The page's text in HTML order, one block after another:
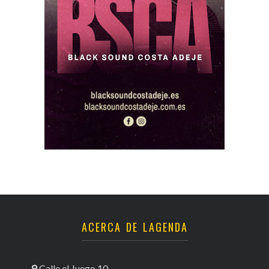
ACERCA DE LAGENDA